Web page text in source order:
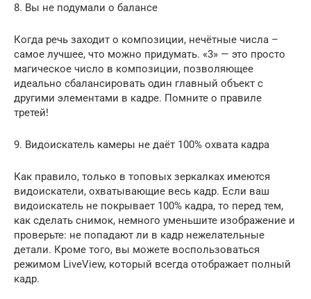
8. Вы не подумали о балансе
Когда речь заходит о композиции, нечётные числа –
самое лучшее, что можно придумать. «3» — это просто
магическое число в композиции, позволяющее
идеально сбалансировать один главный объект с
другими элементами в кадре. Помните о правиле
третей!
9. Видоискатель камеры не даёт 100% охвата кадра
Как правило, только в топовых зеркалках имеются
видоискатели, охватывающие весь кадр. Если ваш
видоискатель не покрывает 100% кадра, то перед тем,
как сделать снимок, немного уменьшите изображение и
проверьте: не попадают ли в кадр нежелательные
детали. Кроме того, вы можете воспользоваться
режимом LiveView, который всегда отображает полный
кадр.